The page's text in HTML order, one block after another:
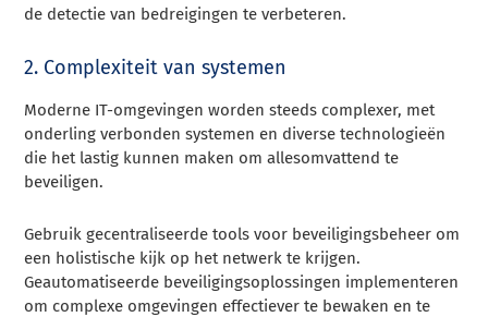
de detectie van bedreigingen te verbeteren.
2. Complexiteit van systemen
Moderne IT-omgevingen worden steeds complexer, met
onderling verbonden systemen en diverse technologieën
die het lastig kunnen maken om allesomvattend te
beveiligen.
Gebruik gecentraliseerde tools voor beveiligingsbeheer om
een holistische kijk op het netwerk te krijgen.
Geautomatiseerde beveiligingsoplossingen implementeren
om complexe omgevingen effectiever te bewaken en te